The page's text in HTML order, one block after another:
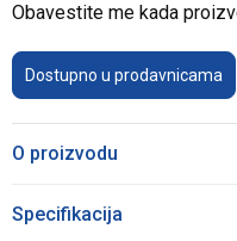
Obavestite me kada
Dostupno u prodavnicama
O proizvodu
Specifikacija